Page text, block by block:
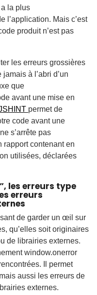
a la plus
l’application. Mais c’est
produit n’est pas
les erreurs grossières
à l’abri d’un
que
avant une mise en
permet de
code avant une
s’arrête pas
rapport contenant en
utilisées, déclarées
les erreurs type
erreurs
de garder un œil sur
qu’elles soit originaires
de librairies externes.
window.onerror
Il permet
aussi les erreurs de
externes.